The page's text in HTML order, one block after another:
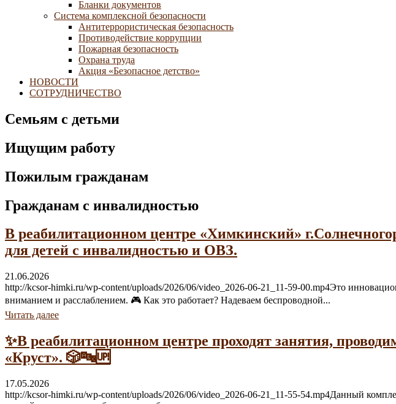
Бланки документов
Система комплексной безопасности
Антитеррористическая безопасность
Противодействие коррупции
Пожарная безопасность
Охрана труда
Акция «Безопасное детство»
НОВОСТИ
СОТРУДНИЧЕСТВО
Семьям с детьми
Ищущим работу
Пожилым гражданам
Гражданам с инвалидностью
В реабилитационном центре «Химкинский»
для детей с инвалидностью и ОВЗ.
21.06.2026
http://kcsor-himki.ru/wp-content/uploads/2026/06/video_2026-06-21_11-59-00.mp4Это
вниманием и расслаблением. 🎮 Как это работает? Надеваем беспроводной...
Читать далее
✨В реабилитационном центре проходят занятия,
«Круст». 🎲🔤🆙
17.05.2026
http://kcsor-himki.ru/wp-content/uploads/2026/06/video_2026-06-21_11-55-54.mp4Данный